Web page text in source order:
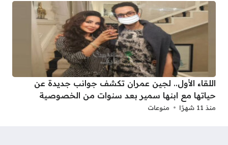
اللقاء الأول.. لجين عمران تكشف جوانب جديدة عن
حياتها مع ابنها سمير بعد سنوات من الخصوصية
منذ 11 شهرًا منوعات